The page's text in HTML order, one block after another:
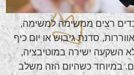
רצים ממשימה למשימה,
סדנת גיבוש או יום כיף
השקעה ישירה במוטיבציה,
במיוחד כשהיום הזה משלב